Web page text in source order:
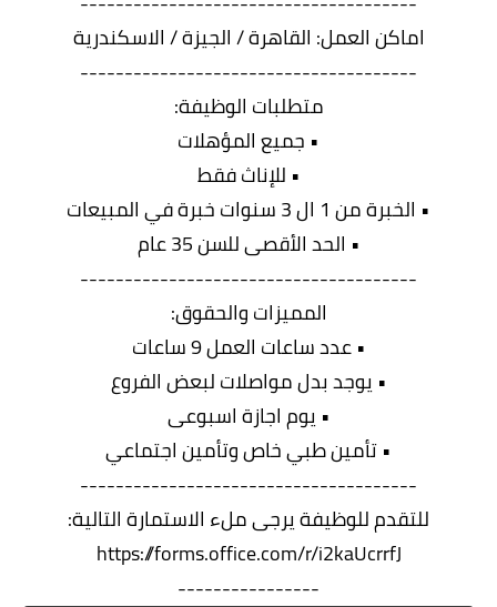
اماكن العمل: القاهرة / الجيزة / الاسكندرية
--------------------------------------
متطلبات الوظيفة:
• جميع المؤهلات
• للإناث فقط
• الخبرة من 1 ال 3 سنوات خبرة في المبيعات
• الحد الأقصى للسن 35 عام
--------------------------------------
المميزات والحقوق:
• عدد ساعات العمل 9 ساعات
• يوجد بدل مواصلات لبعض الفروع
• يوم اجازة اسبوعى
• تأمين طبي خاص وتأمين اجتماعي
--------------------------------------
للتقدم للوظيفة يرجى ملء الاستمارة التالية:
https://forms.office.com/r/i2kaUcrrfJ
----------------